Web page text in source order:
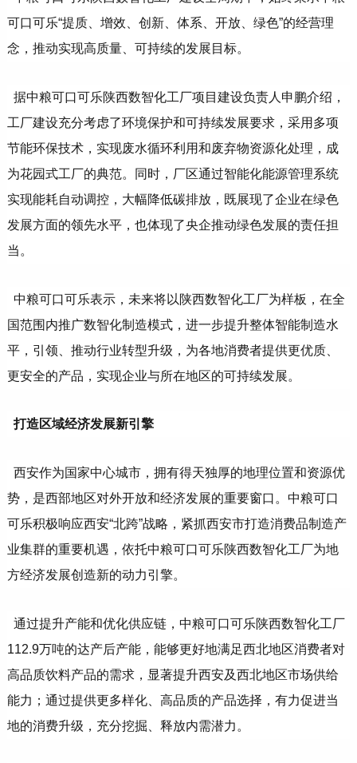
可口可乐“提质、增效、创新、体系、开放、绿色”的经营理
念，推动实现高质量、可持续的发展目标。
据中粮可口可乐陕西数智化工厂项目建设负责人申鹏介绍，
工厂建设充分考虑了环境保护和可持续发展要求，采用多项
节能环保技术，实现废水循环利用和废弃物资源化处理，成
为花园式工厂的典范。同时，厂区通过智能化能源管理系统
实现能耗自动调控，大幅降低碳排放，既展现了企业在绿色
发展方面的领先水平，也体现了央企推动绿色发展的责任担
当。
中粮可口可乐表示，未来将以陕西数智化工厂为样板，在全
国范围内推广数智化制造模式，进一步提升整体智能制造水
平，引领、推动行业转型升级，为各地消费者提供更优质、
更安全的产品，实现企业与所在地区的可持续发展。
打造区域经济发展新引擎
西安作为国家中心城市，拥有得天独厚的地理位置和资源优
势，是西部地区对外开放和经济发展的重要窗口。中粮可口
可乐积极响应西安“北跨”战略，紧抓西安市打造消费品制造产
业集群的重要机遇，依托中粮可口可乐陕西数智化工厂为地
方经济发展创造新的动力引擎。
通过提升产能和优化供应链，中粮可口可乐陕西数智化工厂
112.9万吨的达产后产能，能够更好地满足西北地区消费者对
高品质饮料产品的需求，显著提升西安及西北地区市场供给
能力；通过提供更多样化、高品质的产品选择，有力促进当
地的消费升级，充分挖掘、释放内需潜力。